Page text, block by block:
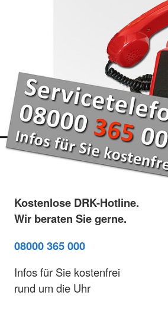
Kostenlose DRK-Hotline.
Wir beraten Sie gerne.
08000 365 000
Infos für Sie kostenfrei
rund um die Uhr